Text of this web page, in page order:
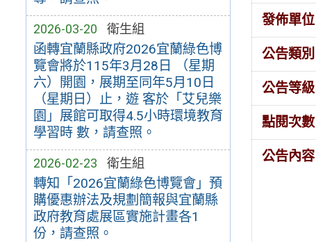
2026-03-20 衛生組
函轉宜蘭縣政府2026宜蘭綠色博
覽會將於115年3月28日 （星期
六）開園，展期至同年5月10日
（星期日）止，遊 客於「艾兒樂
園」展館可取得4.5小時環境教育
學習時 數，請查照。
2026-02-23 衛生組
轉知「2026宜蘭綠色博覽會」預
購優惠辦法及規劃簡報與宜蘭縣
政府教育處展區實施計畫各1
份，請查照。
發佈單位
公告類別
公告等級
點閱次數
公告內容